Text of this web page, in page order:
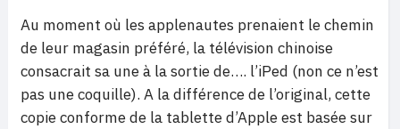
Au moment où les applenautes prenaient le chemin
de leur magasin préféré, la télévision chinoise
consacrait sa une à la sortie de…. l’iPed (non ce n’est
pas une coquille). A la différence de l’original, cette
copie conforme de la tablette d’Apple est basée sur